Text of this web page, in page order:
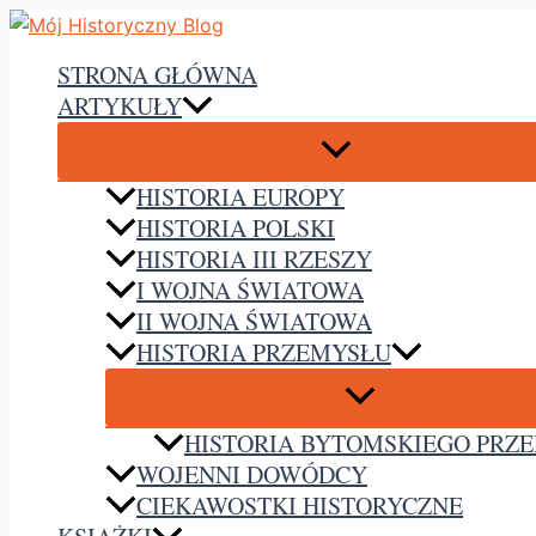
Przejdź
treściSTRONA GŁÓWNA
ARTYKUŁY
HISTORIA EUROPY
HISTORIA POLSKI
HISTORIA III RZESZY
I WOJNA ŚWIATOWA
II WOJNA ŚWIATOWA
HISTORIA PRZEMYSŁU
HISTORIA BYTOMSKIEGO
WOJENNI DOWÓDCY
CIEKAWOSTKI HISTORYCZNE